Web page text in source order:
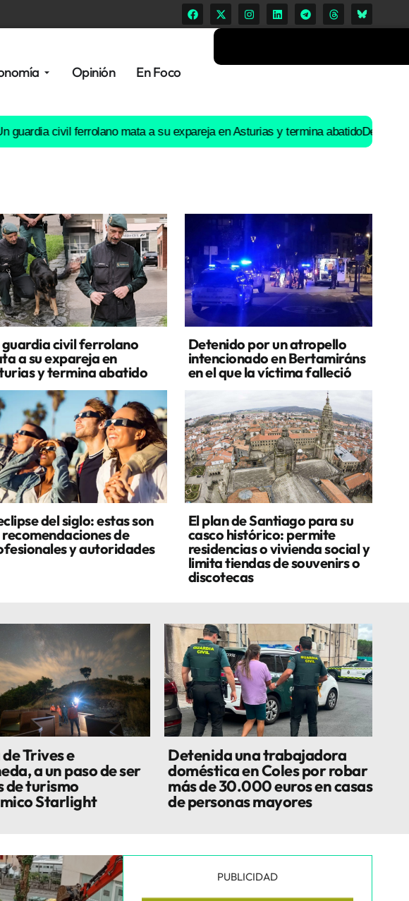
Opinión En Foco
civil ferrolano mata a su expareja en Asturias y termina abatidoDetenido por un
guardia civil ferrolano
a su expareja en
y termina abatido
Detenido por un atropello
intencionado en Bertamiráns
en el que la víctima falleció
del siglo: estas son
recomendaciones de
y autoridades
El plan de Santiago para su
casco histórico: permite
residencias o vivienda social y
limita tiendas de souvenirs o
discotecas
Trives e
a un paso de ser
de turismo
Starlight
Detenida una trabajadora
doméstica en Coles por robar
más de 30.000 euros en casas
de personas mayores
PUBLICIDAD